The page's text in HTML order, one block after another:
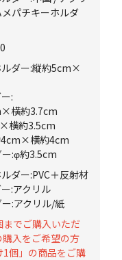
パチキーホルダ
ルダー:縦約5cm×
:
横約3.7cm
横約3.5cm
4cm×横約4cm
:φ約3.5cm
ダー:PVC＋反射材
:アクリル
:アクリル/紙
までご購入いただ
入をご希望の方
個」の商品をご購